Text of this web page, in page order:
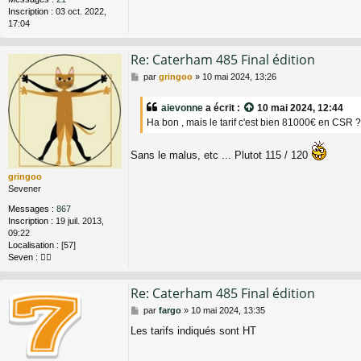
Inscription : 03 oct. 2022,
17:04
gringoo
Sevener
Messages : 867
Inscription : 19 juil. 2013,
09:22
Localisation : [57]
Seven : 🤷‍♂️
Re: Caterham 485 Final édition
M
par gringoo» 10 mai 2024, 13:26
aievonne a écrit :
10 mai 2024, 12:44
Ha bon , mais le tarif c'est bien 81000€ en CSR
Sans le malus, etc ... Plutot 115 / 120
Re: Caterham 485 Final édition
M
s
par fargo» 10 mai 2024, 13:35
Les tarifs indiqués sont HT